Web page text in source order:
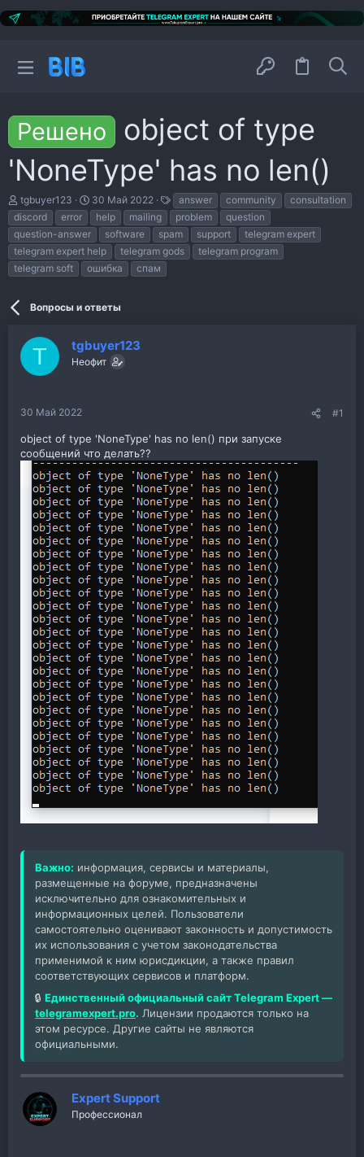
Решено
object of type
'NoneType' has no len()
А
в
т
о
р
т
е
tgbuyer123
Д
а
т
н
а
ч
л
30 Май 2022
е
г
и
answer community
consultation
discord
error help mailing problem
question
question-answer
software spam support
telegram expert
telegram expert help
telegram gods
telegram program
telegram soft
ошибка спам
Вопросы и ответы
T tgbuyer123
Неофит
30 Май 2022 #1
object of type 'NoneType' has no len() при запуске
сообщений что делать??
Важно: информация, сервисы и материалы,
размещенные на форуме, предназначены
исключительно для ознакомительных и
информационных целей. Пользователи
самостоятельно оценивают законность и допустимость
их использования с учетом законодательства
применимой к ним юрисдикции, а также правил
соответствующих сервисов и платформ.
🔒 Единственный официальный сайт Telegram Expert —
telegramexpert.pro. Лицензии продаются только на
этом ресурсе. Другие сайты не являются
официальными.
Expert Support
Профессионал